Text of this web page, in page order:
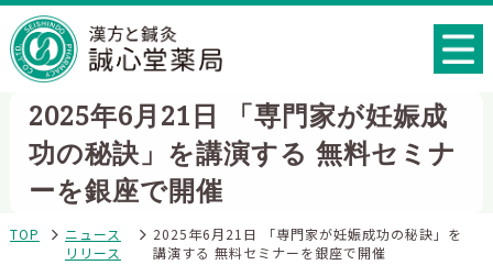
2025年6月21日 「専門家が妊娠成
功の秘訣」を講演する 無料セミナ
ーを銀座で開催
TOP
ニュース
リリース
2025年6月21日 「専門家が妊娠成功の秘訣」を
講演する 無料セミナーを銀座で開催